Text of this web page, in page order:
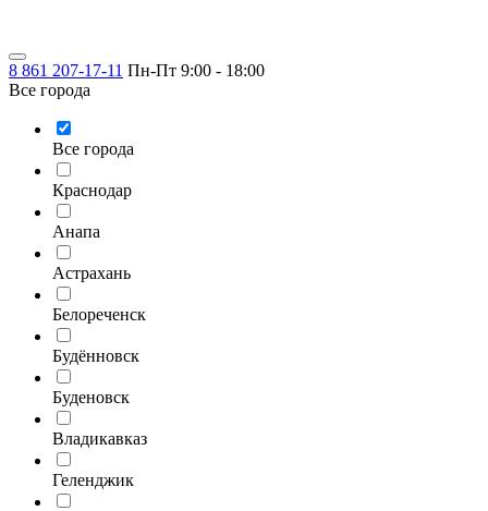
8 861 207-17-11 Пн-Пт 9:00 - 18:00
Все города
Все города
Краснодар
Анапа
Астрахань
Белореченск
Будённовск
Буденовск
Владикавказ
Геленджик